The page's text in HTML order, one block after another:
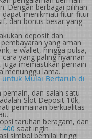
Dengan berbagai pilihan
dapat menikmati fitur-fitur
dan bonus besar yang
deposit dan
yang aman
e-wallet, hingga pulsa,
yang paling nyaman
juga memastikan pemain
menunggu lama.
untuk Mulai Bertaruh di
dan salah satu
Slot Deposit 10k,
permainan berkualitas
taruhan beragam, dan
400 saat ingin
simbol bernilai tinggi